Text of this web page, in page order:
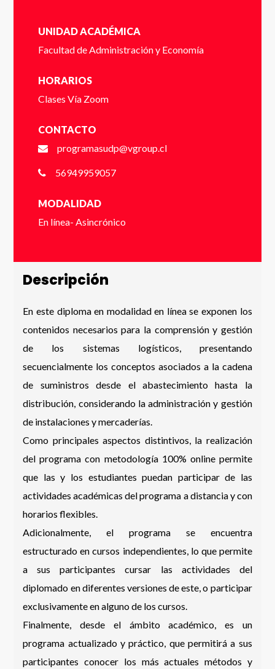
UNIDAD ACADÉMICA
Facultad de Administración y Economía
HORARIOS
Clases Vía Zoom
CONTACTO
programasudp@vgroup.cl
56949959057
MODALIDAD
En línea- Asincrónico
Descripción
En este diploma en modalidad en línea se exponen los
contenidos necesarios para la comprensión y gestión
de los sistemas logísticos, presentando
secuencialmente los conceptos asociados a la cadena
de suministros desde el abastecimiento hasta la
distribución, considerando la administración y gestión
de instalaciones y mercaderías.
Como principales aspectos distintivos, la realización
del programa con metodología 100% online permite
que las y los estudiantes puedan participar de las
actividades académicas del programa a distancia y con
horarios flexibles.
Adicionalmente, el programa se encuentra
estructurado en cursos independientes, lo que permite
a sus participantes cursar las actividades del
diplomado en diferentes versiones de este, o participar
exclusivamente en alguno de los cursos.
Finalmente, desde el ámbito académico, es un
programa actualizado y práctico, que permitirá a sus
participantes conocer los más actuales métodos y
Dígito verificador (Ej: 2) *
Número de Celular * (+56 9 xxxx xxxx)
Enviar